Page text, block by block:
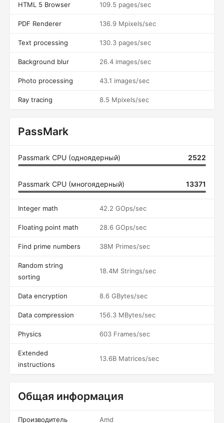
HTML 5 Browser 109.5 pages/sec
PDF Renderer 136.9 Mpixels/sec
Text processing 130.3 pages/sec
Background blur 26.4 images/sec
Photo processing 43.1 images/sec
Ray tracing 8.5 Mpixels/sec
PassMark
Passmark CPU (одноядерный) 2522
Passmark CPU (многоядерный) 13371
Integer math 42.2 GOps/sec
Floating point math 28.6 GOps/sec
Find prime numbers 38M Primes/sec
Random string
sorting
18.4M Strings/sec
Data encryption 8.6 GBytes/sec
Data compression 156.3 MBytes/sec
Physics 603 Frames/sec
Extended
instructions
13.6B Matrices/sec
Общая информация
Производитель Amd